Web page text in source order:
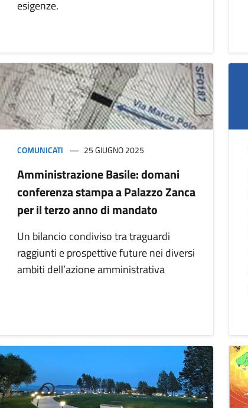
esigenze.
COMUNICATI 25 GIUGNO 2025
Amministrazione Basile: domani
conferenza stampa a Palazzo Zanca
per il terzo anno di mandato
Un bilancio condiviso tra traguardi
raggiunti e prospettive future nei diversi
ambiti dell’azione amministrativa